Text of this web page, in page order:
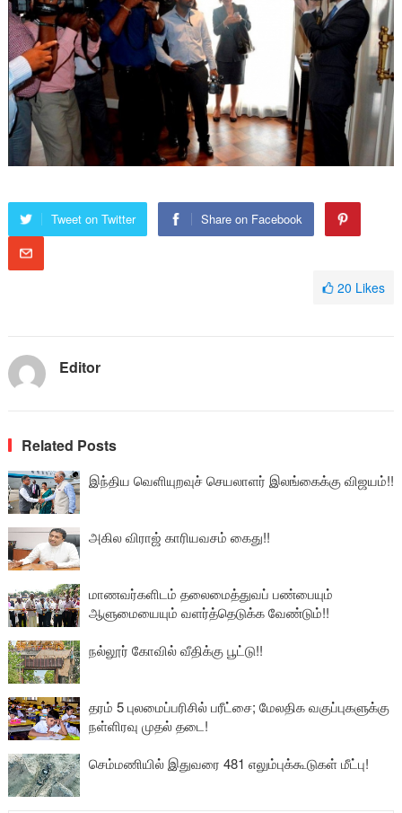
Tweet on Twitter Share on Facebook
20 Likes
Editor
Related Posts
இந்திய வெளியுறவுச் செயலாளர் இலங்கைக்கு விஜயம்!!
அகில விராஜ் காரியவசம் கைது!!
மாணவர்களிடம் தலைமைத்துவப் பண்பையும்
ஆளுமையையும் வளர்த்தெடுக்க வேண்டும்!!
நல்லூர் கோவில் வீதிக்கு பூட்டு!!
தரம் 5 புலமைப்பரிசில் பரீட்சை; மேலதிக வகுப்புகளுக்கு
நள்ளிரவு முதல் தடை!
செம்மணியில் இதுவரை 481 எலும்புக்கூடுகள் மீட்பு!